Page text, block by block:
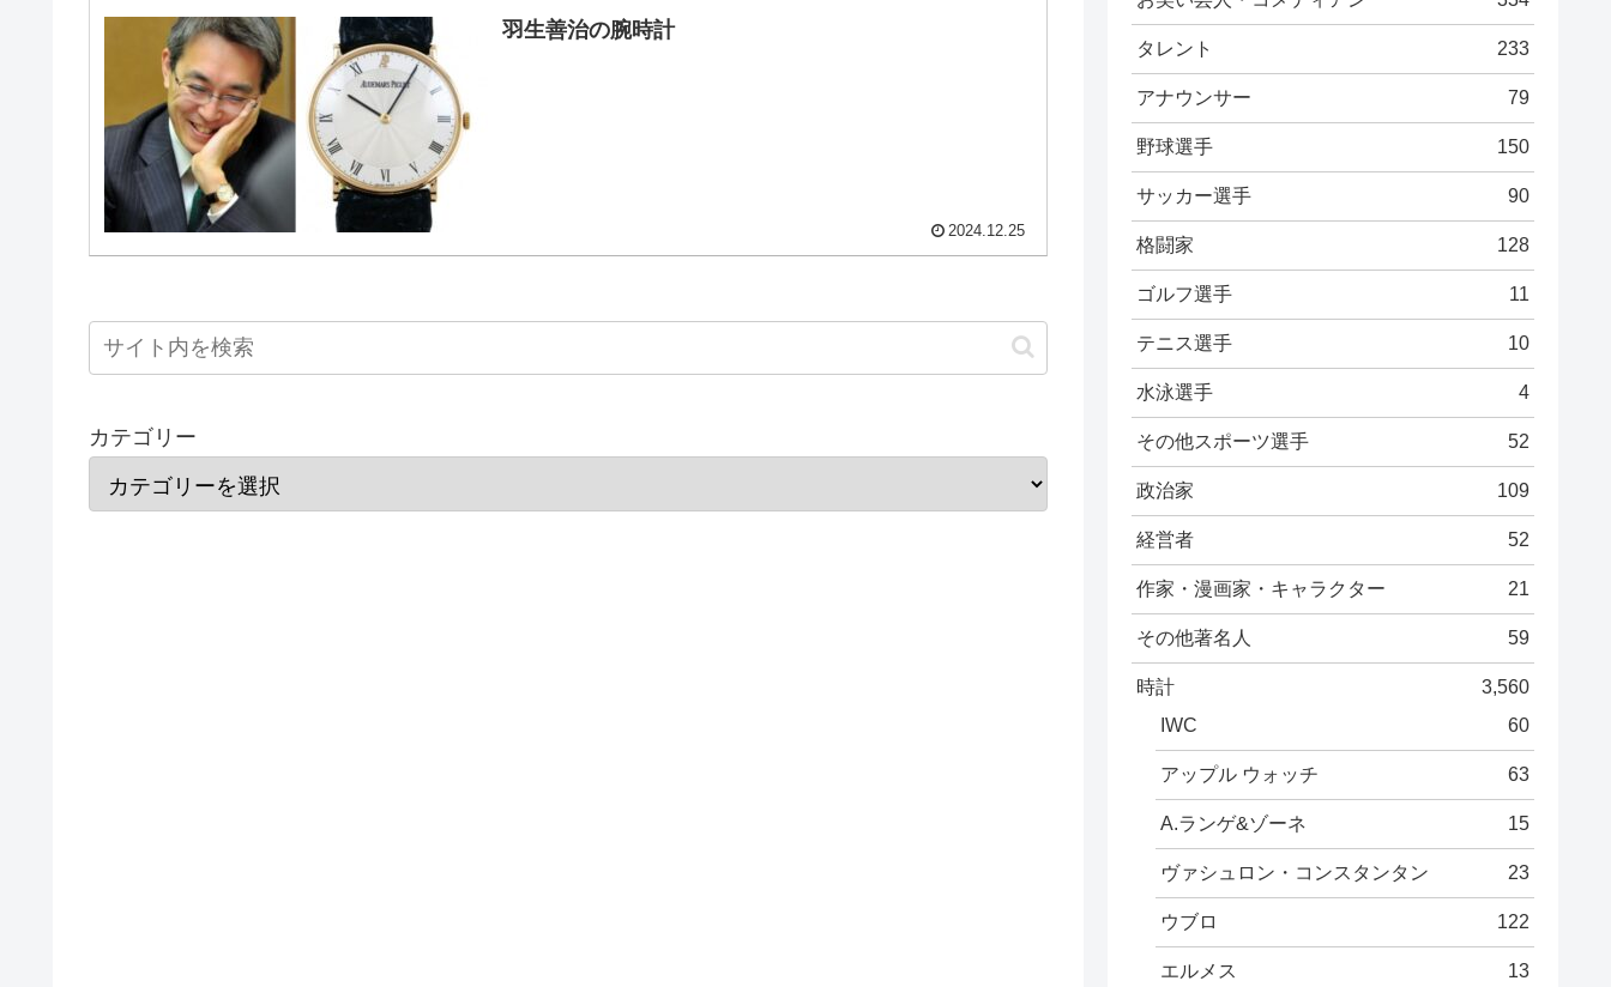
羽生善治の腕時計
2024.12.25
カテゴリー
タレント 233
アナウンサー 79
野球選手 150
サッカー選手 90
格闘家 128
ゴルフ選手 11
テニス選手 10
水泳選手 4
その他スポーツ選手 52
政治家 109
経営者 52
作家・漫画家・キャラクター 21
その他著名人 59
時計
3,560
IWC
60
アップル ウォッチ 63
A.ランゲ&ゾーネ 15
ヴァシュロン・コンスタンタン 23
ウブロ 122
エルメス 13